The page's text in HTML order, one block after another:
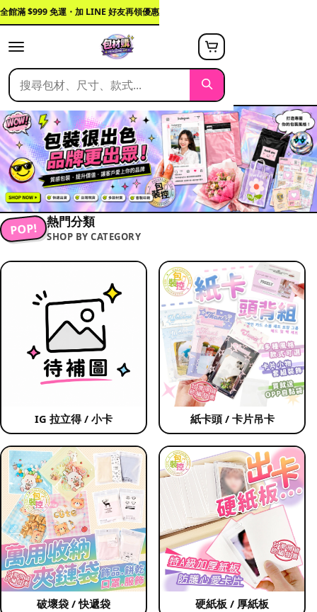
全館滿 $999 免運・加 LINE 好友再領優惠
POP! 熱門分類
SHOP BY CATEGORY
IG 拉立得 / 小卡 紙卡頭 / 卡片吊卡
破壞袋 / 快遞袋 硬紙板 / 厚紙板